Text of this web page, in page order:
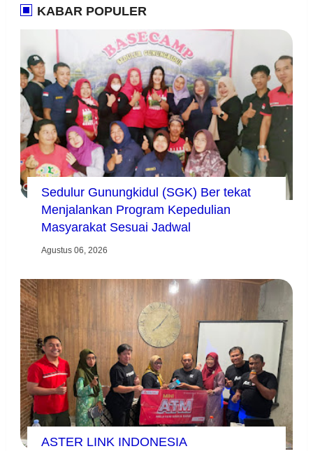
KABAR POPULER
Sedulur Gunungkidul (SGK) Ber tekat
Menjalankan Program Kepedulian
Masyarakat Sesuai Jadwal
Agustus 06, 2026
ASTER LINK INDONESIA